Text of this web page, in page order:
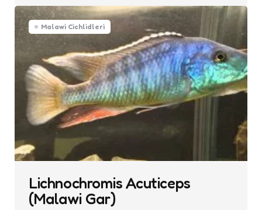
Malawi Cichlidleri
Lichnochromis Acuticeps
(Malawi Gar)